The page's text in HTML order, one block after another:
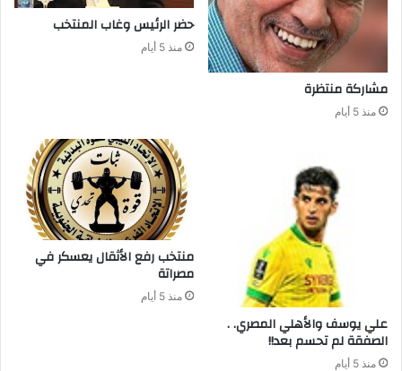
مشاركة‭ ‬منتظرة
منذ 5 أيام
حضر‭ ‬الرئيس‭ ‬وغاب‭ ‬المنتخب
منذ 5 أيام
علي‭ ‬يوسف‭ ‬والأهلي‭ ‬المصري‭ . .
‬الصفقة‭ ‬لم‭ ‬تحسم‭ ‬بعد‭ !!‬
منذ 5 أيام
‬مصراتة‭ ‬
منذ 5 أيام